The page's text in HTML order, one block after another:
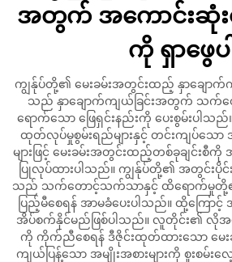
အတွက် အကောင်းဆုံးဖ
ကို ရှာဖွေပါ
ကျွန်ုပ်တို့၏ မေးခမ်းအတွင်းထည့် နှာချောက်
သည် နှာချောက်ကျယ်ခြင်းအတွက် သက်
ရောက်သော ဖြေရှင်းနည်းကို ပေးစွမ်းပါ
ထုတ်လုပ်မှုစွမ်းရည်များနှင့် တင်းကျပ်သေ
များဖြင့် မေးခမ်းအတွင်းထည့်တစ်ခုချင်း
ပြုလုပ်ထားပါသည်။ ကျွန်ုပ်တို့၏ အတွင်းပိုင်
သည် သက်တောင့်သက်သာနှင့် ထိရောက်မှုတို့၏
ပြည့်မီစေရန် အာမခံပေးပါသည်။ ထို့ကြေ
အိပ်စက်နိုင်မည်ဖြစ်ပါသည်။ လူတိုင်း၏ လိုအပ်
ကို ကိုက်ညီစေရန် ဒီဇိုင်းထုတ်ထားသော မေး
ကျယ်ပြန့်သော အမျိုးအစားများကို စူးစမ်း